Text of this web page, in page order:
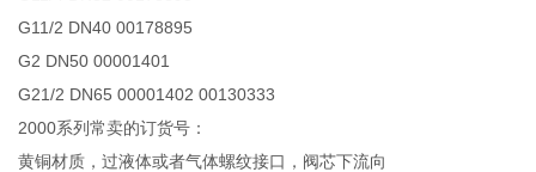
G11/2 DN40 00178895
G2 DN50 00001401
G21/2 DN65 00001402 00130333
2000系列常卖的订货号：
黄铜材质，过液体或者气体螺纹接口，阀芯下流向